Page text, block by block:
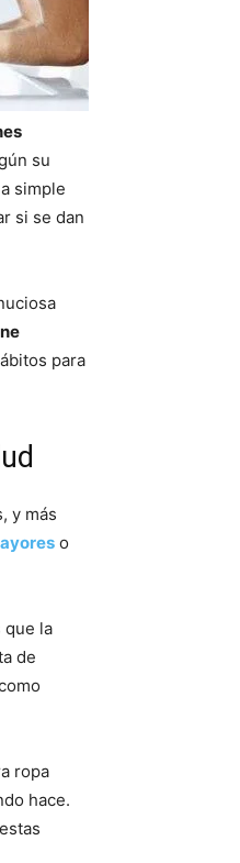
su
simple
si se dan
para
y más
o
que la
de
ropa
hace.